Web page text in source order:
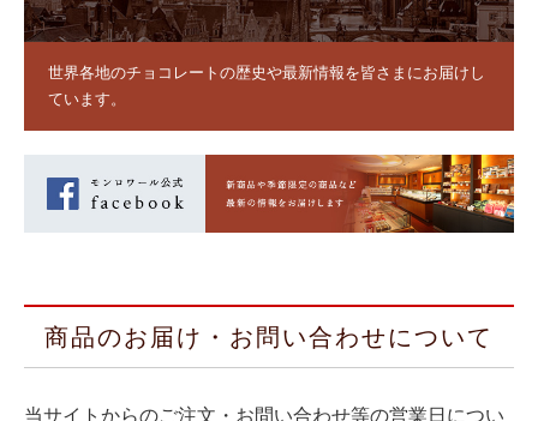
世界各地のチョコレートの歴史や最新情報を皆さまにお届けし
ています。
商品のお届け・お問い合わせについて
当サイトからのご注文・お問い合わせ等の営業日につい